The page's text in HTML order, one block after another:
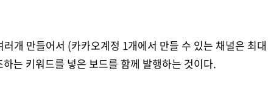
개 만들어서 (카카오계정 1개에서 만들 수 있는 채널은 최대
는 키워드를 넣은 보드를 함께 발행하는 것이다.